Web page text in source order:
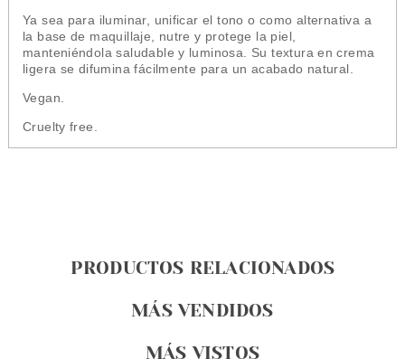
Ya sea para iluminar, unificar el tono o como alternativa a
la base de maquillaje, nutre y protege la piel,
manteniéndola saludable y luminosa. Su textura en crema
ligera se difumina fácilmente para un acabado natural.
Vegan.
Cruelty free.
PRODUCTOS RELACIONADOS
MÁS VENDIDOS
MÁS VISTOS